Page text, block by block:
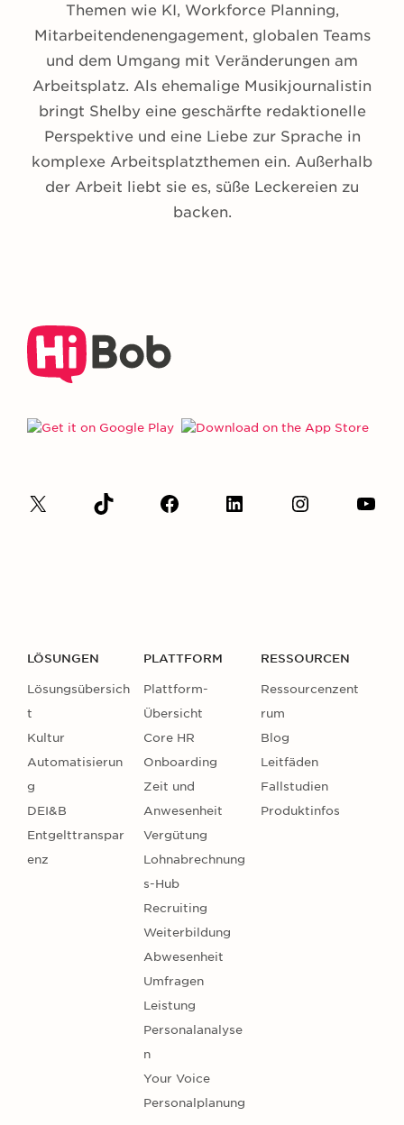
Themen wie KI, Workforce Planning,
Mitarbeitendenengagement, globalen Teams
und dem Umgang mit Veränderungen am
Arbeitsplatz. Als ehemalige Musikjournalistin
bringt Shelby eine geschärfte redaktionelle
Perspektive und eine Liebe zur Sprache in
komplexe Arbeitsplatzthemen ein. Außerhalb
der Arbeit liebt sie es, süße Leckereien zu
backen.
LÖSUNGEN
Lösungsübersich
t
Kultur
Automatisierun
g
DEI&B
Entgelttranspar
enz
PLATTFORM
Plattform-
Übersicht
Core HR
Onboarding
Zeit und
Anwesenheit
Vergütung
Lohnabrechnung
s-Hub
Recruiting
Weiterbildung
Abwesenheit
Umfragen
Leistung
Personalanalyse
n
Your Voice
Personalplanung
RESSOURCEN
Ressourcenzent
rum
Blog
Leitfäden
Fallstudien
Produktinfos